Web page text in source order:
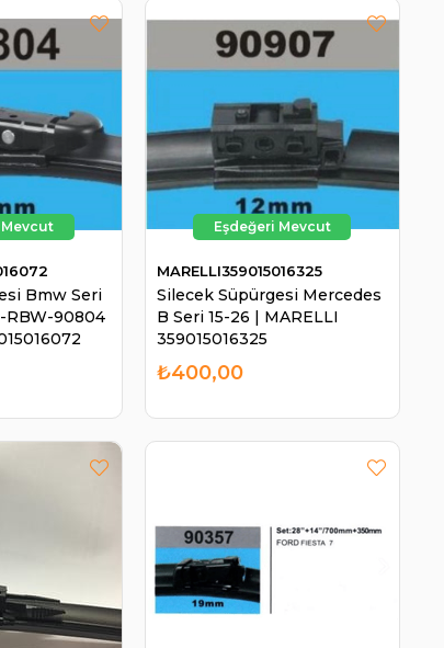
Bmw Seri
RBW-90804
Silecek Süpürgesi Mercedes
B Seri 15-26 | MARELLI
359015016325
MARELLI359015016325
₺400,00